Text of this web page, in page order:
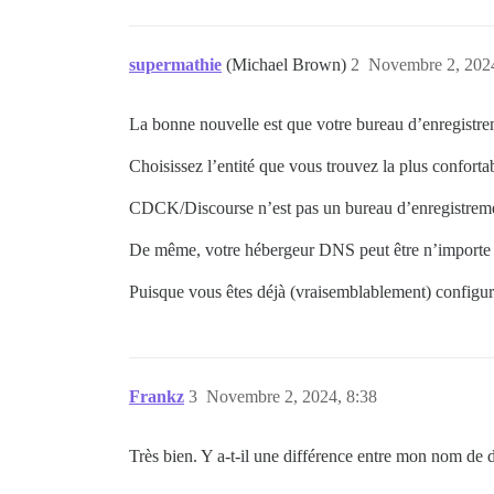
supermathie (Michael Brown) Novembre 2,
2
La bonne nouvelle est que votre bureau
Choisissez l’entité que vous trouvez la plus
CDCK/Discourse n’est pas un bureau
De même, votre hébergeur DNS peut être
Puisque vous êtes déjà (vraisemblablement)
Frankz Novembre 2, 2024, 8:38
3
Très bien. Y a-t-il une différence entre mon nom